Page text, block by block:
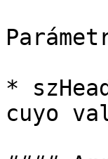
*
cuyo